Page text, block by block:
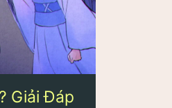
Giải Đáp